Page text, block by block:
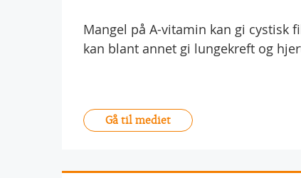
Mangel på A-vitamin kan gi cystisk
kan blant annet gi lungekreft og
Gå til mediet